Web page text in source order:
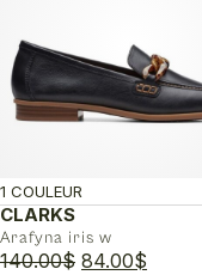
CLARKS
Arafyna iris w
1 COULEUR
140.00$ Le
84.00$